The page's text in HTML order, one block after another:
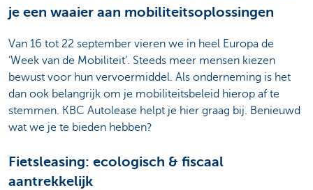
je een waaier aan mobiliteitsoplossingen
Van 16 tot 22 september vieren we in heel Europa de
‘Week van de Mobiliteit’. Steeds meer mensen kiezen
bewust voor hun vervoermiddel. Als onderneming is het
dan ook belangrijk om je mobiliteitsbeleid hierop af te
stemmen. KBC Autolease helpt je hier graag bij. Benieuwd
wat we je te bieden hebben?
Fietsleasing: ecologisch & fiscaal
aantrekkelijk